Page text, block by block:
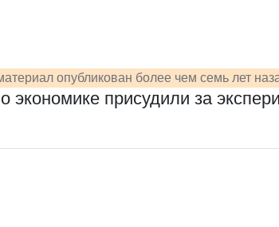
опубликован более чем семь лет
присудили за